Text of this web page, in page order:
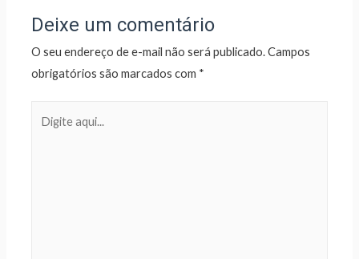
Deixe um comentário
O seu endereço de e-mail não será publicado.Campos
obrigatórios são marcados com *